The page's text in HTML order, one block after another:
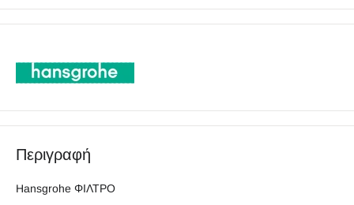
Περιγραφή
Hansgrohe ΦΙΛΤΡΟ